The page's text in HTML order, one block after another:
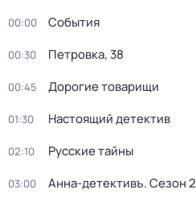
00:00 События
00:30 Петровка, 38
00:45 Дорогие товарищи
01:30 Настоящий детектив
02:10 Русские тайны
03:00 Анна-детективъ. Сезон 2